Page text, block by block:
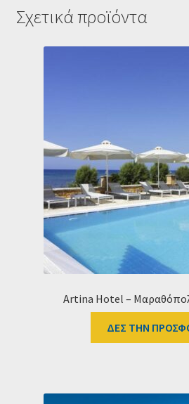
Σχετικά προϊόντα
Artina Hotel –
ΔΕΣ ΤΗΝ